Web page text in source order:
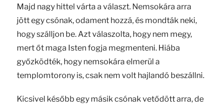
Majd nagy hittel várta a választ. Nemsokára arra
jött egy csónak, odament hozzá, és mondták neki,
hogy szálljon be. Azt válaszolta, hogy nem megy,
mert őt maga Isten fogja megmenteni. Hiába
győzködték, hogy nemsokára elmerül a
templomtorony is, csak nem volt hajlandó beszállni.
Kicsivel később egy másik csónak vetődött arra, de